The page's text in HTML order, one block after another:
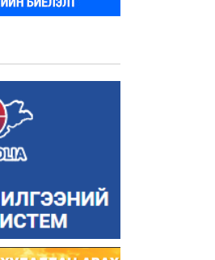
Иргэдийн санал хүсэлт
авах “70353511 утас”-аар
ирсэн 7 хоногийн